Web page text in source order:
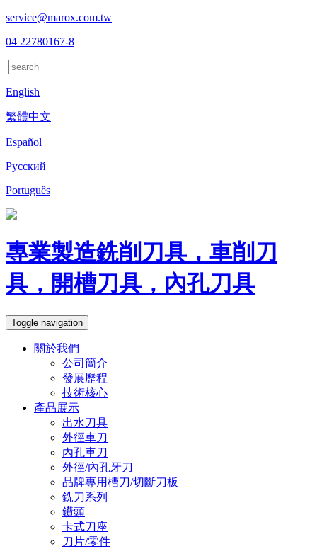
service@marox.com.tw
04 22780167-8
English
繁體中文
Español
Русский
Português
專業製造銑削刀具，車削刀
具，開槽刀具，內孔刀具
Toggle navigation
關於我們
公司簡介
發展歷程
技術核心
產品展示
出水刀具
外徑車刀
內孔車刀
外徑/內孔牙刀
品牌專用槽刀/切斷刀板
銑刀系列
鑽頭
卡式刀座
刀片/零件